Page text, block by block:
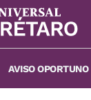
AVISO OPORTUNO